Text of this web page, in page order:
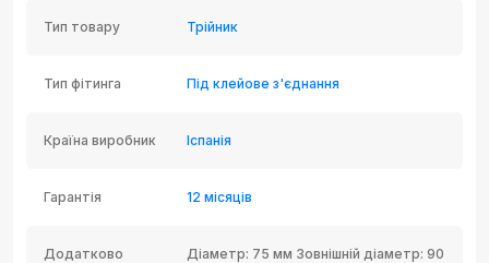
Тип товару Трійник
Тип фітинга Під клейове з'єднання
Країна виробник Іспанія
Гарантія 12 місяців
Додатково
Діаметр: 75 мм Зовнішній діаметр: 90